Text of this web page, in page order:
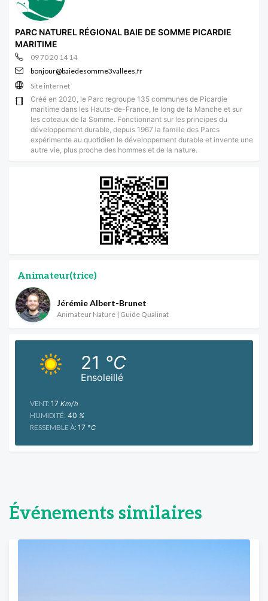
PARC NATUREL RÉGIONAL BAIE DE SOMME PICARDIE
MARITIME
09 70 20 14 14
bonjour@baiedesomme3vallees.fr
Site internet
Créé en 2020, le Parc regroupe 135 communes de Picardie
maritime dans les Hauts-de-France, le long de la Manche et sur
les coteaux de la Somme. Fonctionnant sur les principes du
développement durable, depuis 1967 la famille des Parcs
expérimente au quotidien le développement durable et invente une
autre vie, plus proche des hommes et de la nature.
Animateur(trice)
Jérémie Albert-Brunet
Animateur Nature | Guide Qualinat
Ensoleillé
21 °C
VENT: 17 Km/h
HUMIDITÉ: 40 %
RESSEMBLE À: 17 °C
Événements similaires